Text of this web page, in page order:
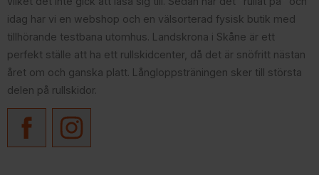
idag har vi en webshop och en välsorterad fysisk butik med
tillhörande testbana utomhus. Landskrona i Skåne är ett
perfekt ställe att ha ett rullskidcenter, då det är snöfritt nästan
året om och ganska platt. Långloppsträningen sker till största
delen på rullskidor.